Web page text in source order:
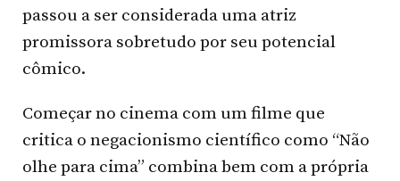
passou a ser considerada uma atriz
promissora sobretudo por seu potencial
cômico.
Começar no cinema com um filme que
critica o negacionismo científico como “Não
olhe para cima” combina bem com a própria